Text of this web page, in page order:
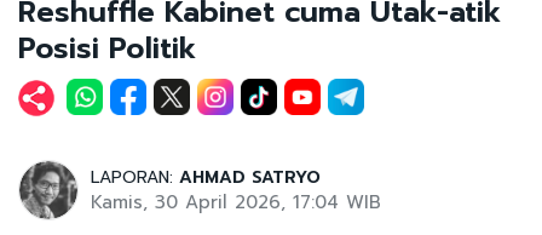
Reshuffle Kabinet cuma Utak-atik
Posisi Politik
LAPORAN: AHMAD SATRYO
Kamis, 30 April 2026, 17:04 WIB